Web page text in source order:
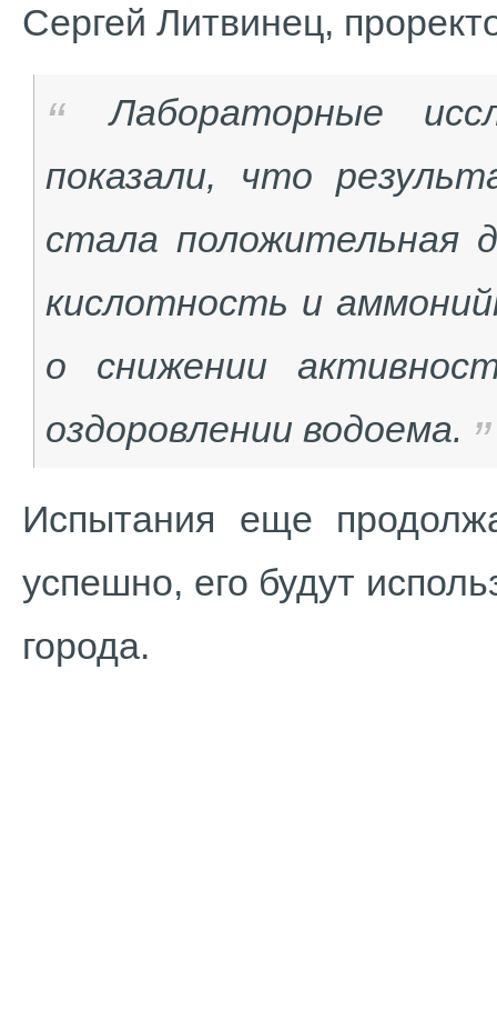
Сергей Литвинец,
Лабораторные
показали, что
стала положительная
кислотность и
о снижении
оздоровлении водоема.
Испытания еще
успешно, его будут
города.